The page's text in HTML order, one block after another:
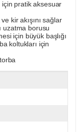
için pratik aksesuar
kir akışını sağlar
uzatma borusu
için büyük başlığı
koltukları için